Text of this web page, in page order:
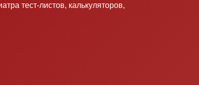
тест-листов, калькуляторов,